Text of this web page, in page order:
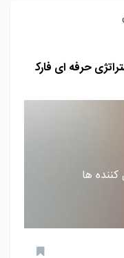
حرفه ای فارک
ها